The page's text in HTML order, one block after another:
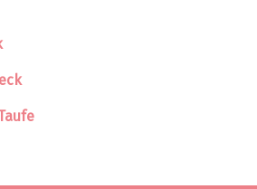
eingeben und den Rest
wir!